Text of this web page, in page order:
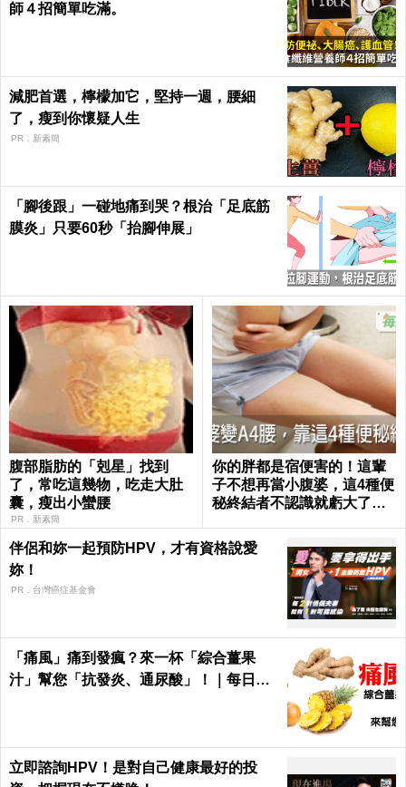
師４招簡單吃滿。
減肥首選，檸檬加它，堅持一週，腰細
了，瘦到你懷疑人生
PR．新素簡
「腳後跟」一碰地痛到哭？根治「足底筋
膜炎」只要60秒「抬腳伸展」
腹部脂肪的「剋星」找到
了，常吃這幾物，吃走大肚
囊，瘦出小蠻腰
PR．新素簡
你的胖都是宿便害的！這輩
子不想再當小腹婆，這4種便
秘終結者不認識就虧大了｜
伴侶和妳一起預防HPV，才有資格說愛
妳！
PR．台灣癌症基金會
「痛風」痛到發瘋？來一杯「綜合薑果
汁」幫您「抗發炎、通尿酸」！｜每日健
立即諮詢HPV！是對自己健康最好的投